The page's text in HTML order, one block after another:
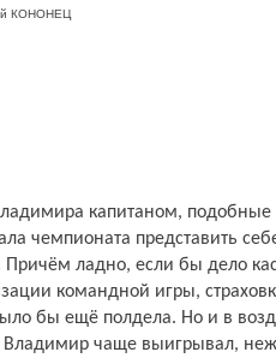
КОНОНЕЦ
капитаном, подобные
чемпионата представить
ладно, если бы дело
командной игры,
бы ещё полдела. Но и в
чаще выигрывал,